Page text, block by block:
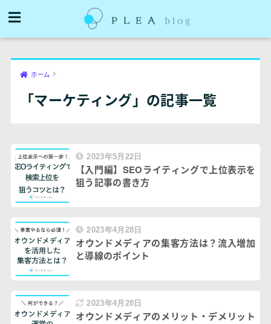
ホーム
「マーケティング」の記事一覧
2023年5月22日
【入門編】SEOライティングで上位表示を
狙う記事の書き方
2023年4月28日
オウンドメディアの集客方法は？流入増加
と導線のポイント
2023年4月28日
オウンドメディアのメリット・デメリット